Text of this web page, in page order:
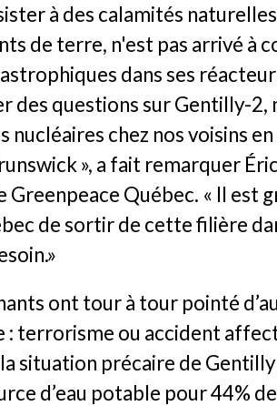
à des calamités
de terre, n'est pas arrivé à
dans ses
des questions sur Gentilly-2,
nucléaires chez nos voisins
», a fait remarquer
Greenpeace Québec. « Il est
de sortir de cette filière
ont tour à tour pointé
: terrorisme ou accident
situation précaire de
d’eau potable pour 44%